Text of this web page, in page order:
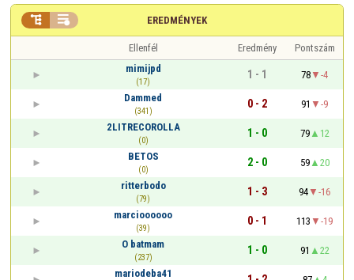
EREDMÉNYEK
 
Ellenfél Eredmény
Pontszám
mimijpd
(17)
1 - 1 78
-4
Dammed
(341)
0 - 2 91
-9
2LITRECOROLLA
(0)
1 - 0 79
12
BETOS
(0)
2 - 0 59
20
ritterbodo
(79)
1 - 3 94
-16
marcioooooo
(39)
0 - 1 113
-19
O batmam
(237)
1 - 0 91
22
mariodeba41